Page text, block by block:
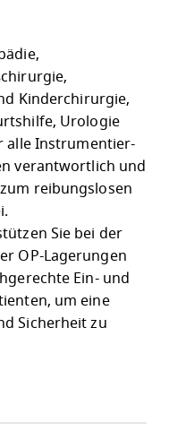
Kinderchirurgie,
Urologie
alle Instrumentier-
verantwortlich und
reibungslosen
Sie bei der
OP-Lagerungen
Ein- und
um eine
Sicherheit zu